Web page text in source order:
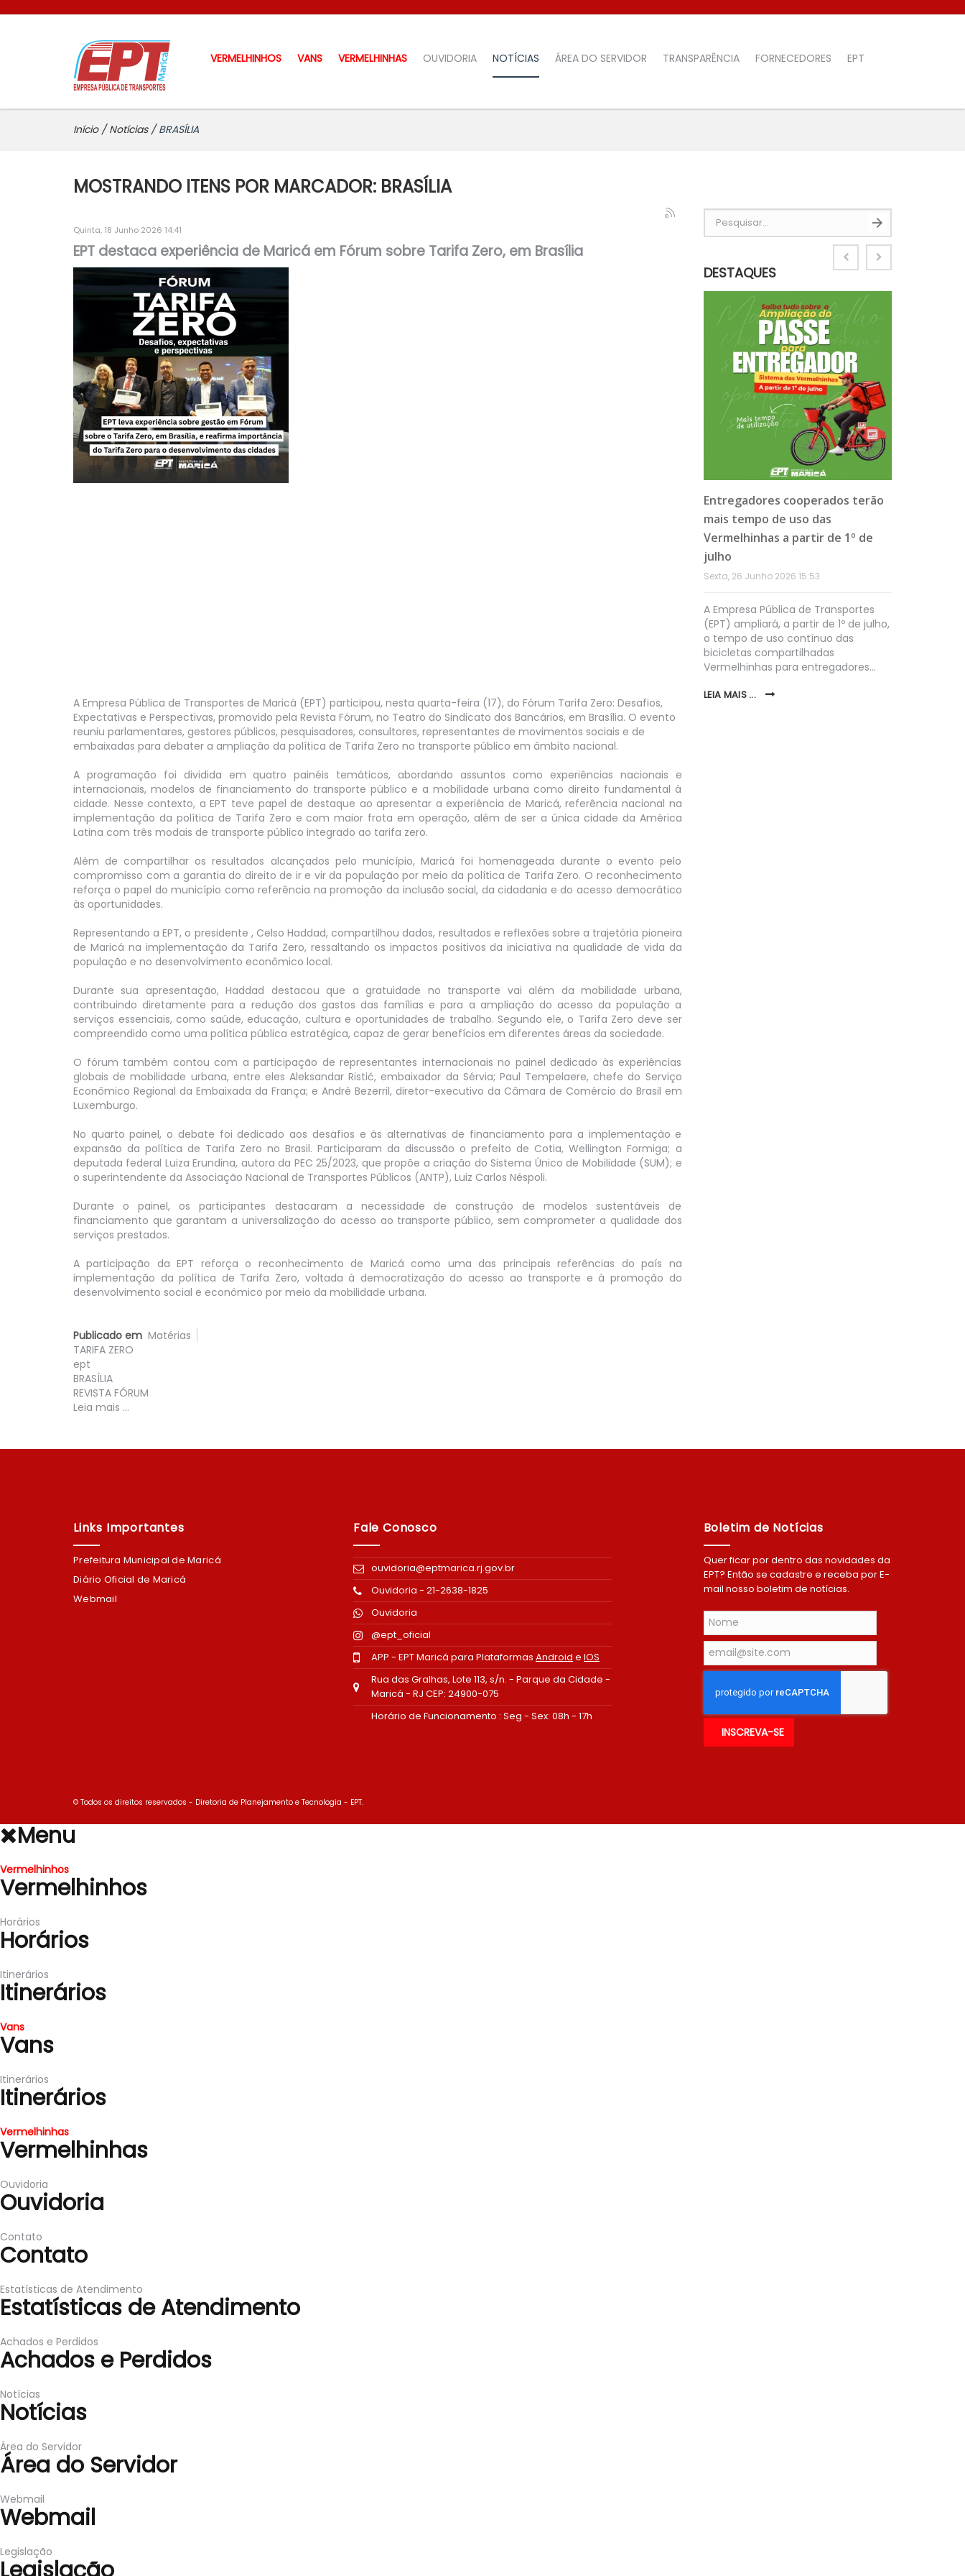
VERMELHINHOS VANS VERMELHINHAS OUVIDORIA NOTÍCIAS ÁREA DO SERVIDOR TRANSPARÊNCIA FORNECEDORES EPT
Início / Notícias / BRASÍLIA
MOSTRANDO ITENS POR MARCADOR: BRASÍLIA
Quinta, 18 Junho 2026 14:41
EPT destaca experiência de Maricá em Fórum sobre Tarifa Zero, em Brasília
A Empresa Pública de Transportes de Maricá (EPT) participou, nesta quarta-feira (17), do Fórum Tarifa Zero: Desafios,
Expectativas e Perspectivas, promovido pela Revista Fórum, no Teatro do Sindicato dos Bancários, em Brasília. O evento
reuniu parlamentares, gestores públicos, pesquisadores, consultores, representantes de movimentos sociais e de
embaixadas para debater a ampliação da política de Tarifa Zero no transporte público em âmbito nacional.
A programação foi dividida em quatro painéis temáticos, abordando assuntos como experiências nacionais e
internacionais, modelos de financiamento do transporte público e a mobilidade urbana como direito fundamental à
cidade. Nesse contexto, a EPT teve papel de destaque ao apresentar a experiência de Maricá, referência nacional na
implementação da política de Tarifa Zero e com maior frota em operação, além de ser a única cidade da América
Latina com três modais de transporte público integrado ao tarifa zero.
Além de compartilhar os resultados alcançados pelo município, Maricá foi homenageada durante o evento pelo
compromisso com a garantia do direito de ir e vir da população por meio da política de Tarifa Zero. O reconhecimento
reforça o papel do município como referência na promoção da inclusão social, da cidadania e do acesso democrático
às oportunidades.
Representando a EPT, o presidente , Celso Haddad, compartilhou dados, resultados e reflexões sobre a trajetória pioneira
de Maricá na implementação da Tarifa Zero, ressaltando os impactos positivos da iniciativa na qualidade de vida da
população e no desenvolvimento econômico local.
Durante sua apresentação, Haddad destacou que a gratuidade no transporte vai além da mobilidade urbana,
contribuindo diretamente para a redução dos gastos das famílias e para a ampliação do acesso da população a
serviços essenciais, como saúde, educação, cultura e oportunidades de trabalho. Segundo ele, o Tarifa Zero deve ser
compreendido como uma política pública estratégica, capaz de gerar benefícios em diferentes áreas da sociedade.
O fórum também contou com a participação de representantes internacionais no painel dedicado às experiências
globais de mobilidade urbana, entre eles Aleksandar Ristić, embaixador da Sérvia; Paul Tempelaere, chefe do Serviço
Econômico Regional da Embaixada da França; e André Bezerril, diretor-executivo da Câmara de Comércio do Brasil em
Luxemburgo.
No quarto painel, o debate foi dedicado aos desafios e às alternativas de financiamento para a implementação e
expansão da política de Tarifa Zero no Brasil. Participaram da discussão o prefeito de Cotia, Wellington Formiga; a
deputada federal Luiza Erundina, autora da PEC 25/2023, que propõe a criação do Sistema Único de Mobilidade (SUM); e
o superintendente da Associação Nacional de Transportes Públicos (ANTP), Luiz Carlos Néspoli.
Durante o painel, os participantes destacaram a necessidade de construção de modelos sustentáveis de
financiamento que garantam a universalização do acesso ao transporte público, sem comprometer a qualidade dos
serviços prestados.
A participação da EPT reforça o reconhecimento de Maricá como uma das principais referências do país na
implementação da política de Tarifa Zero, voltada à democratização do acesso ao transporte e à promoção do
desenvolvimento social e econômico por meio da mobilidade urbana.
Publicado em Matérias
TARIFA ZERO
ept
BRASÍLIA
REVISTA FÓRUM
Leia mais ...
Pesquisar...
DESTAQUES
LEIA MAIS ...
Entregadores cooperados terão
mais tempo de uso das
Vermelhinhas a partir de 1º de
julho
Sexta, 26 Junho 2026 15:53
A Empresa Pública de Transportes
(EPT) ampliará, a partir de 1º de julho,
o tempo de uso contínuo das
bicicletas compartilhadas
Vermelhinhas para entregadores…
LEIA MAIS ...
Links Importantes
Prefeitura Municipal de Maricá
Diário Oficial de Maricá
Webmail
Fale Conosco
ouvidoria@eptmarica.rj.gov.br
Ouvidoria - 21-2638-1825
Ouvidoria
@ept_oficial
APP - EPT Maricá para Plataformas Android e IOS
Rua das Gralhas, Lote 113, s/n. - Parque da Cidade -
Maricá - RJ CEP: 24900-075
Horário de Funcionamento : Seg - Sex: 08h - 17h
Boletim de Notícias
Quer ficar por dentro das novidades da
EPT? Então se cadastre e receba por E-
mail nosso boletim de notícias.
© Todos os direitos reservados - Diretoria de Planejamento e Tecnologia - EPT.
Menu
Vermelhinhos
Vermelhinhos
Horários
Horários
Itinerários
Itinerários
Vans
Vans
Itinerários
Itinerários
Vermelhinhas
Vermelhinhas
Ouvidoria
Ouvidoria
Contato
Contato
Estatísticas de Atendimento
Estatísticas de Atendimento
Achados e Perdidos
Achados e Perdidos
Notícias
Notícias
Área do Servidor
Área do Servidor
Webmail
Webmail
Legislação
Legislação